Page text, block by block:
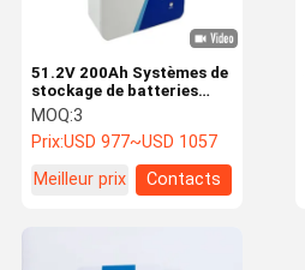
51.2V 200Ah Systèmes de
stockage de batteries
photovoltaïques solaires
10 kW Capacité ou
récolte solaire maximale
MOQ:3
Prix:USD 977~USD 1057
Meilleur prix
Contacts